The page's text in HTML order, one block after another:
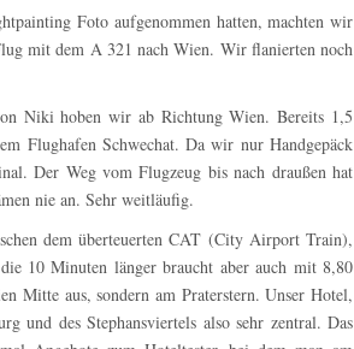
Foto aufgenommen hatten, machten wir
mit dem A 321 nach Wien. Wir flanierten noch
Niki hoben wir ab Richtung Wien. Bereits 1,5
Flughafen Schwechat. Da wir nur Handgepäck
Der Weg vom Flugzeug bis nach draußen hat
nie an. Sehr weitläufig.
dem überteuerten CAT (City Airport Train),
10 Minuten länger braucht aber auch mit 8,80
Mitte aus, sondern am Praterstern. Unser Hotel,
und des Stephansviertels also sehr zentral. Das